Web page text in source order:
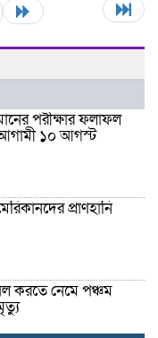
পরীক্ষার ফলাফল
১০ আগস্ট
প্রাণহানি
করতে নেমে পঞ্চম